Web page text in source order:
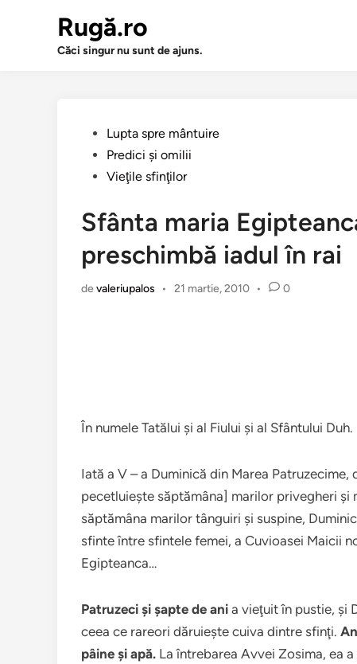
Rugă.ro
Căci singur nu sunt de ajuns.
PublicatLupta spre mântuire
Predici şi omilii
Vieţile sfinţilor
Sfânta maria
preschimbă iadul în rai
devaleriupalos • 21 martie, 2010 • 0
În numele Tatălui şi al Fiului şi al Sfântului Duh.
Iată a V – a Duminică din Marea Patruzecime,
pecetluieşte săptămâna] marilor privegheri şi
săptămâna marilor tânguiri şi suspine,
sfinte între sfintele femei, a Cuvioasei Maicii
Egipteanca…
Patruzeci şi şapte de ani a vieţuit în pustie, şi
ceea ce rareori dăruieşte cuiva dintre sfinţi.
pâine şi apă. La întrebarea Avvei Zosima, ea a